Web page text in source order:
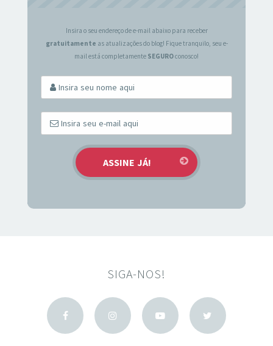
Insira o seu endereço de e-mail abaixo para receber
gratuitamente as atualizações do blog! Fique tranquilo, seu e-
mail está completamente SEGUROconosco!
SIGA-NOS!